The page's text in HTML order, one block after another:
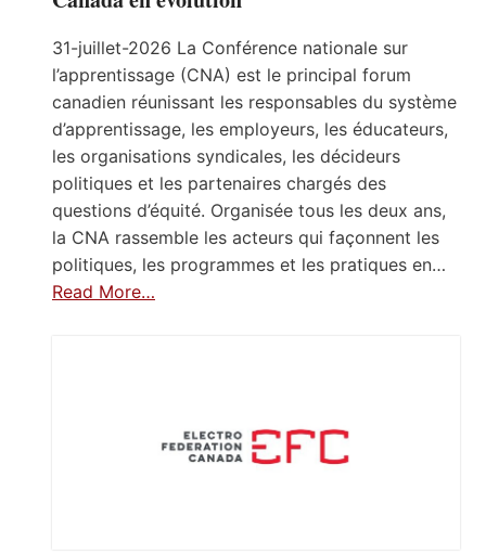
31-juillet-2026 La Conférence nationale sur
l’apprentissage (CNA) est le principal forum
canadien réunissant les responsables du système
d’apprentissage, les employeurs, les éducateurs,
les organisations syndicales, les décideurs
politiques et les partenaires chargés des
questions d’équité. Organisée tous les deux ans,
la CNA rassemble les acteurs qui façonnent les
politiques, les programmes et les pratiques en…
Read More…